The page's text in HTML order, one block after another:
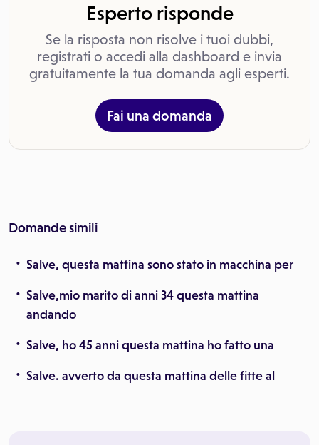
Esperto risponde
Se la risposta non risolve i tuoi dubbi,
registrati o accedi alla dashboard e invia
gratuitamente la tua domanda agli esperti.
Fai una domanda
Domande simili
Salve, questa mattina sono stato in macchina per
Salve,mio marito di anni 34 questa mattina
andando
Salve, ho 45 anni questa mattina ho fatto una
Salve. avverto da questa mattina delle fitte al